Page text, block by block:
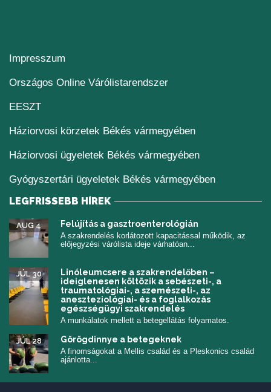
Impresszum
Országos Online Várólistarendszer(új ablakban nyílik
EESZT(új ablakban nyílik meg)
Háziorvosi körzetek Békés vármegyében
Háziorvosi ügyeletek Békés vármegyében
Gyógyszertári ügyeletek Békés vármegyében
LEGFRISSEBB HÍREK
Felújítás a gasztroenterológián
AUG 4
A szakrendelés korlátozott kapacitással működik, az
előjegyzési várólista ideje várhatóan...
Linóleumcsere a szakrendelőben –
ideiglenesen költözik a sebészeti-, a
traumatológiai-, a szemészeti-, az
aneszteziológiai- és a foglalkozás
egészségügyi szakrendelés
JÚL 30
A munkálatok mellett a betegellátás folyamatos.
Görögdinnye a betegeknek
JÚL 28
A finomságokat a Mellis család és a Pleskonics család
ajánlotta...